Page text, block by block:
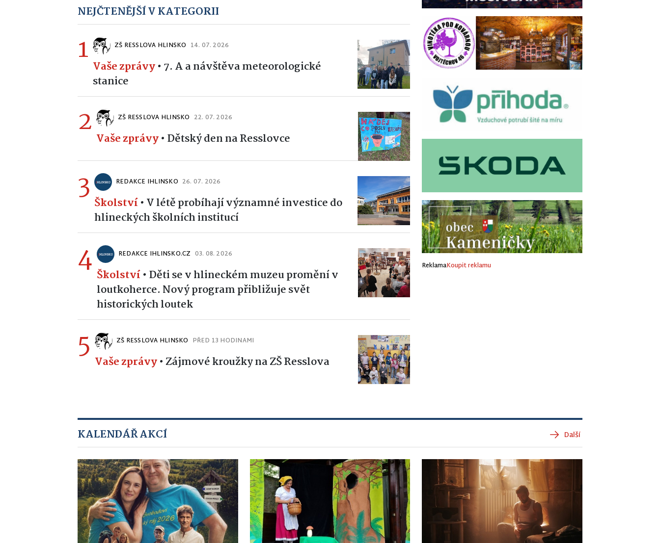
NEJČTENĚJŠÍ V KATEGORII
1 ZŠ RESSLOVA HLINSKO 14. 07. 2026
Vaše zprávy• 7. A a návštěva meteorologické
stanice
2 ZŠ RESSLOVA HLINSKO 22. 07. 2026
Vaše zprávy• Dětský den na Resslovce
3 REDAKCE IHLINSKO 26. 07. 2026
Školství• V létě probíhají významné investice do
hlineckých školních institucí
4 REDAKCE IHLINSKO.CZ 03. 08. 2026
Školství• Děti se v hlineckém muzeu promění v
loutkoherce. Nový program přibližuje svět
historických loutek
5 ZŠ RESSLOVA HLINSKO PŘED 13 HODINAMI
Vaše zprávy• Zájmové kroužky na ZŠ Resslova
ReklamaKoupit reklamu
KALENDÁŘ AKCÍ Další